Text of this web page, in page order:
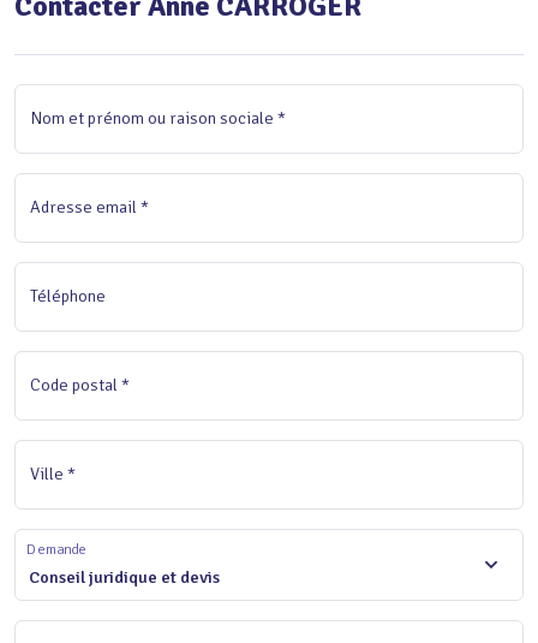
Nom et prénom ou raison sociale *
Adresse email *
Téléphone
Code postal *
Ville *
Conseil juridique et devis
Demande